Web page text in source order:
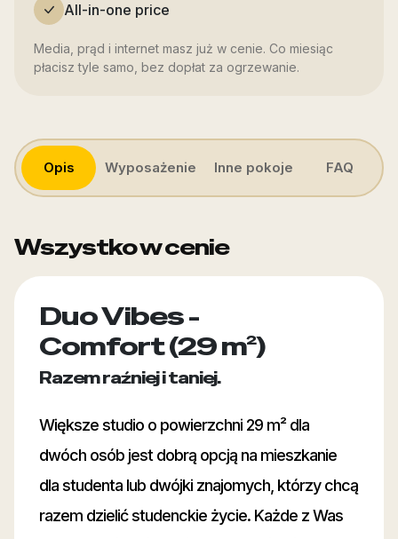
All-in-one price
Media, prąd i internet masz już w cenie. Co miesiąc
płacisz tyle samo, bez dopłat za ogrzewanie.
Opis Wyposażenie Inne pokoje FAQ
Wszystko w cenie
Duo Vibes -
Comfort (29 m²)
Razem raźniej i taniej.
Większe studio o powierzchni 29 m² dla
dwóch osób jest dobrą opcją na mieszkanie
dla studenta lub dwójki znajomych, którzy chcą
razem dzielić studenckie życie. Każde z Was